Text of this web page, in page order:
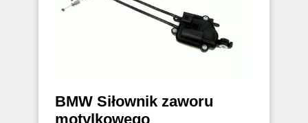
BMW Siłownik zaworu
motylkowego